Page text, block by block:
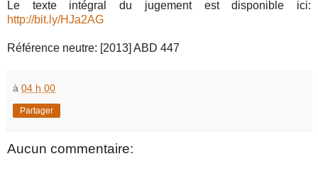
Le texte intégral du jugement est disponible ici:
http://bit.ly/HJa2AG
Référence neutre: [2013] ABD 447
à 04 h 00
Partager
Aucun commentaire: